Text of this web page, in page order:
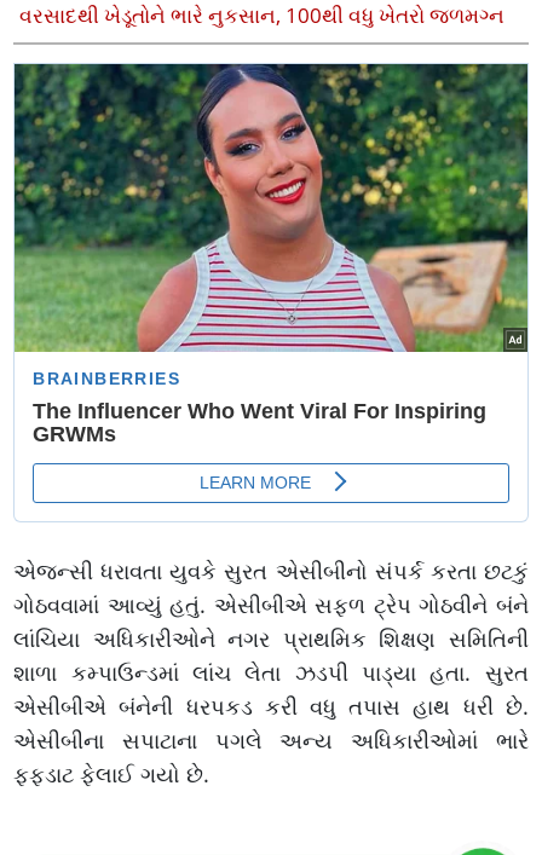
વરસાદથી ખેડૂતોને ભારે નુકસાન, 100થી વધુ ખેતરો જળમગ્ન
એજન્સી ધરાવતા યુવકે સુરત એસીબીનો સંપર્ક કરતા છટકું
ગોઠવવામાં આવ્યું હતું. એસીબીએ સફળ ટ્રેપ ગોઠવીને બંને
લાંચિયા અધિકારીઓને નગર પ્રાથમિક શિક્ષણ સમિતિની
શાળા કમ્પાઉન્ડમાં લાંચ લેતા ઝડપી પાડ્યા હતા. સુરત
એસીબીએ બંનેની ધરપકડ કરી વધુ તપાસ હાથ ધરી છે.
એસીબીના સપાટાના પગલે અન્ય અધિકારીઓમાં ભારે
ફફડાટ ફેલાઈ ગયો છે.